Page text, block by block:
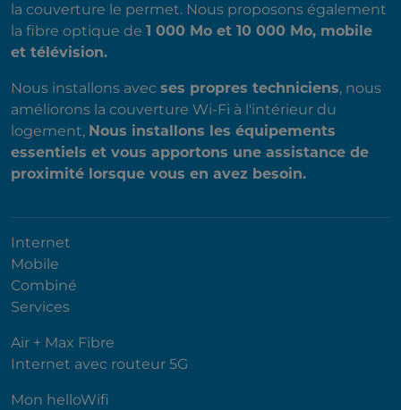
la couverture le permet. Nous proposons également
la fibre optique de 1 000 Mo et 10 000 Mo, mobile
et télévision.
Nous installons avec ses propres techniciens, nous
améliorons la couverture Wi-Fi à l'intérieur du
logement, Nous installons les équipements
essentiels et vous apportons une assistance de
proximité lorsque vous en avez besoin.
Internet
Mobile
Combiné
Services
Air + Max Fibre
Internet avec routeur 5G
Mon helloWifi